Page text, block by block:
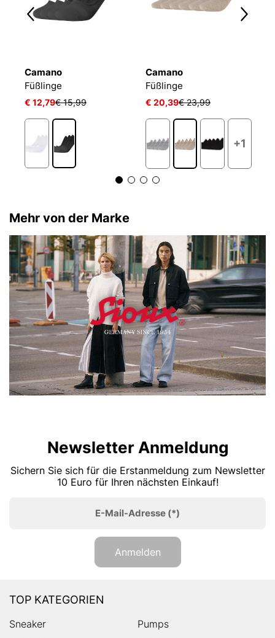
Camano
Füßlinge
€ 12,79€ 15,99
Camano
Füßlinge
€ 20,39€ 23,99
+1
Mehr von der Marke
Newsletter Anmeldung
Sichern Sie sich für die Erstanmeldung zum Newsletter
10 Euro für Ihren nächsten Einkauf!
E-Mail-Adresse (*)
Anmelden
TOP KATEGORIEN
Sneaker
Pumps